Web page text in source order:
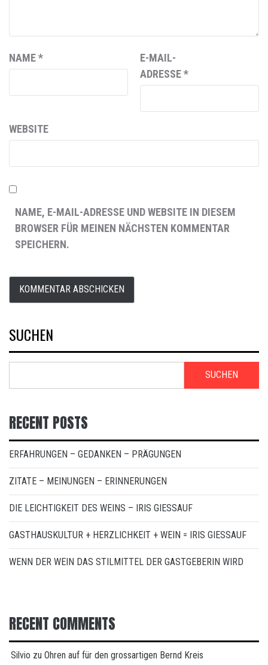
NAME*
E-MAIL-
ADRESSE*
WEBSITE
NAME, E-MAIL-ADRESSE UND WEBSITE IN DIESEM
BROWSER FÜR MEINEN NÄCHSTEN KOMMENTAR
SPEICHERN.
SUCHEN
SUCHEN
RECENT POSTS
ERFAHRUNGEN – GEDANKEN – PRÄGUNGEN
ZITATE – MEINUNGEN – ERINNERUNGEN
DIE LEICHTIGKEIT DES WEINS – IRIS GIESSAUF
GASTHAUSKULTUR + HERZLICHKEIT + WEIN = IRIS GIESSAUF
WENN DER WEIN DAS STILMITTEL DER GASTGEBERIN WIRD
RECENT COMMENTS
Silvio zu Ohren auf für den grossartigen Bernd Kreis